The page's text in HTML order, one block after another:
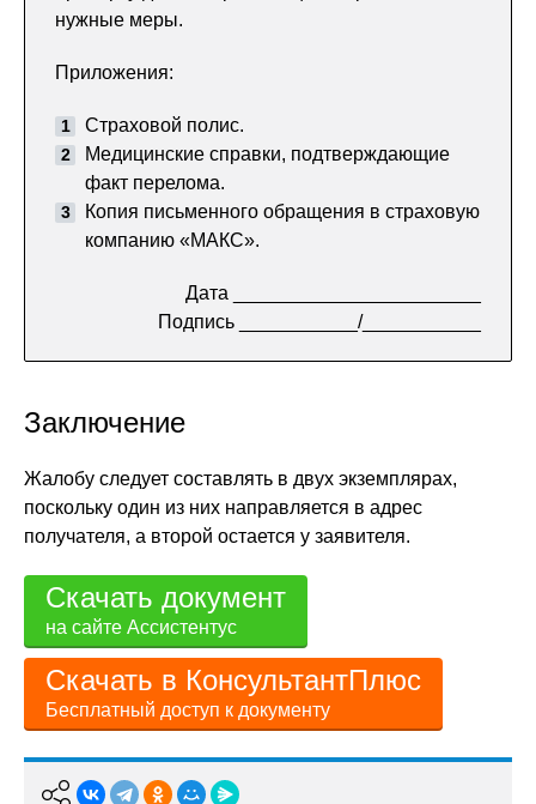
нужные меры.
Приложения:
Страховой полис.
Медицинские справки, подтверждающие
факт перелома.
Копия письменного обращения в страховую
компанию «МАКС».
Дата _______________________
Подпись ___________/___________
Заключение
Жалобу следует составлять в двух экземплярах,
поскольку один из них направляется в адрес
получателя, а второй остается у заявителя.
Скачать документ
на сайте Ассистентус
Скачать в КонсультантПлюс
Бесплатный доступ к документу